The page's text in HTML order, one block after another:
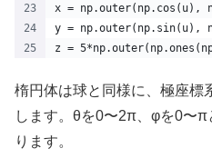
x = np.outer(np.cos(u),
y = np.outer(np.sin(u),
z =
楕円体は球と同様に、極座標
します。θを0〜2π、φを0〜
ります。